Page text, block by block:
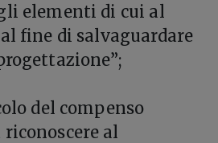
elementi di cui al
fine di salvaguardare
del compenso
al